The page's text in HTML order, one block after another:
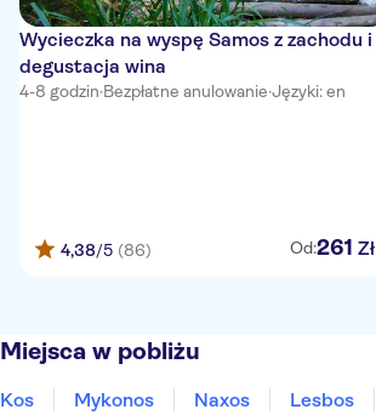
Wycieczka na wyspę Samos z zachodu i
degustacja wina
4-8 godzin·Bezpłatne anulowanie·Języki: en
4,38/5 (86) Od:261 Zł
Miejsca w pobliżu
Kos Mykonos Naxos Lesbos